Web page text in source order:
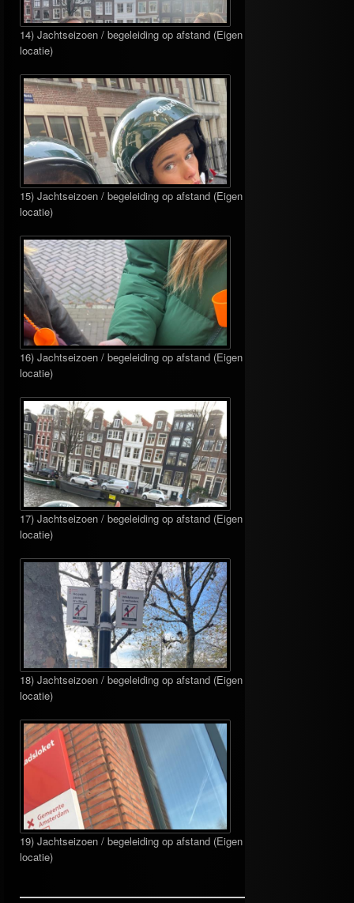
14) Jachtseizoen / begeleiding op afstand (Eigen
locatie)
15) Jachtseizoen / begeleiding op afstand (Eigen
locatie)
16) Jachtseizoen / begeleiding op afstand (Eigen
locatie)
17) Jachtseizoen / begeleiding op afstand (Eigen
locatie)
18) Jachtseizoen / begeleiding op afstand (Eigen
locatie)
19) Jachtseizoen / begeleiding op afstand (Eigen
locatie)